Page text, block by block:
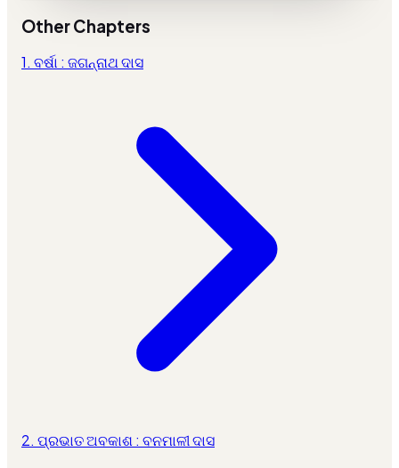
Other Chapters
1. ବର୍ଷା : ଜଗନ୍ନାଥ ଦାସ
2. ପ୍ରଭାତ ଅବକାଶ : ବନମାଳୀ ଦାସ